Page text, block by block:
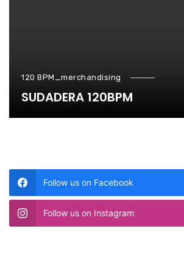
120 BPM_merchandising
SUDADERA 120BPM
Follow us on Facebook
Follow us on Instagram